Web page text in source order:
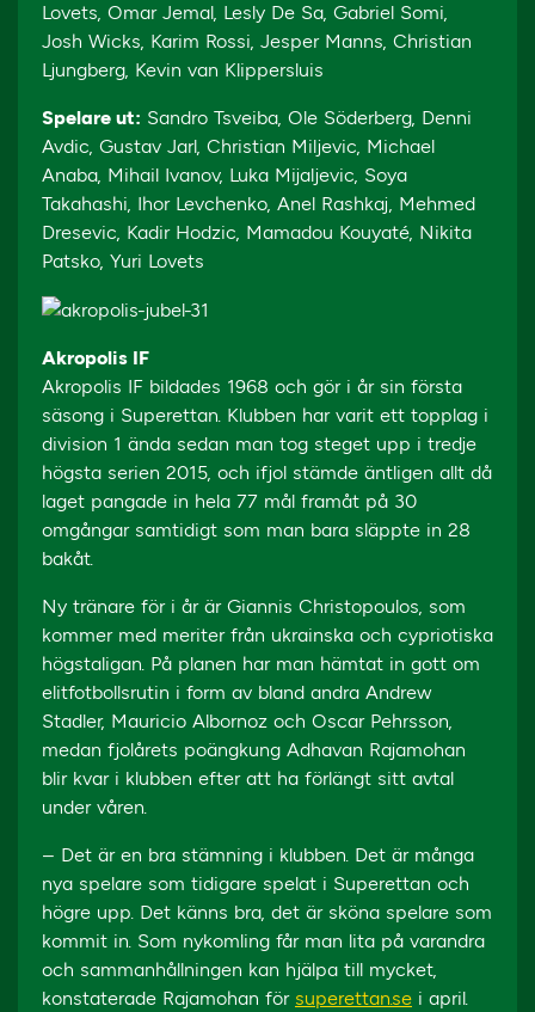
Lovets, Omar Jemal, Lesly De Sa, Gabriel Somi,
Josh Wicks, Karim Rossi, Jesper Manns, Christian
Ljungberg, Kevin van Klippersluis
Spelare ut: Sandro Tsveiba, Ole Söderberg, Denni
Avdic, Gustav Jarl, Christian Miljevic, Michael
Anaba, Mihail Ivanov, Luka Mijaljevic, Soya
Takahashi, Ihor Levchenko, Anel Rashkaj, Mehmed
Dresevic, Kadir Hodzic, Mamadou Kouyaté, Nikita
Patsko, Yuri Lovets
Akropolis IF
Akropolis IF bildades 1968 och gör i år sin första
säsong i Superettan. Klubben har varit ett topplag i
division 1 ända sedan man tog steget upp i tredje
högsta serien 2015, och ifjol stämde äntligen allt då
laget pangade in hela 77 mål framåt på 30
omgångar samtidigt som man bara släppte in 28
bakåt.
Ny tränare för i år är Giannis Christopoulos, som
kommer med meriter från ukrainska och cypriotiska
högstaligan. På planen har man hämtat in gott om
elitfotbollsrutin i form av bland andra Andrew
Stadler, Mauricio Albornoz och Oscar Pehrsson,
medan fjolårets poängkung Adhavan Rajamohan
blir kvar i klubben efter att ha förlängt sitt avtal
under våren.
– Det är en bra stämning i klubben. Det är många
nya spelare som tidigare spelat i Superettan och
högre upp. Det känns bra, det är sköna spelare som
kommit in. Som nykomling får man lita på varandra
och sammanhållningen kan hjälpa till mycket,
konstaterade Rajamohan för superettan.se i april.